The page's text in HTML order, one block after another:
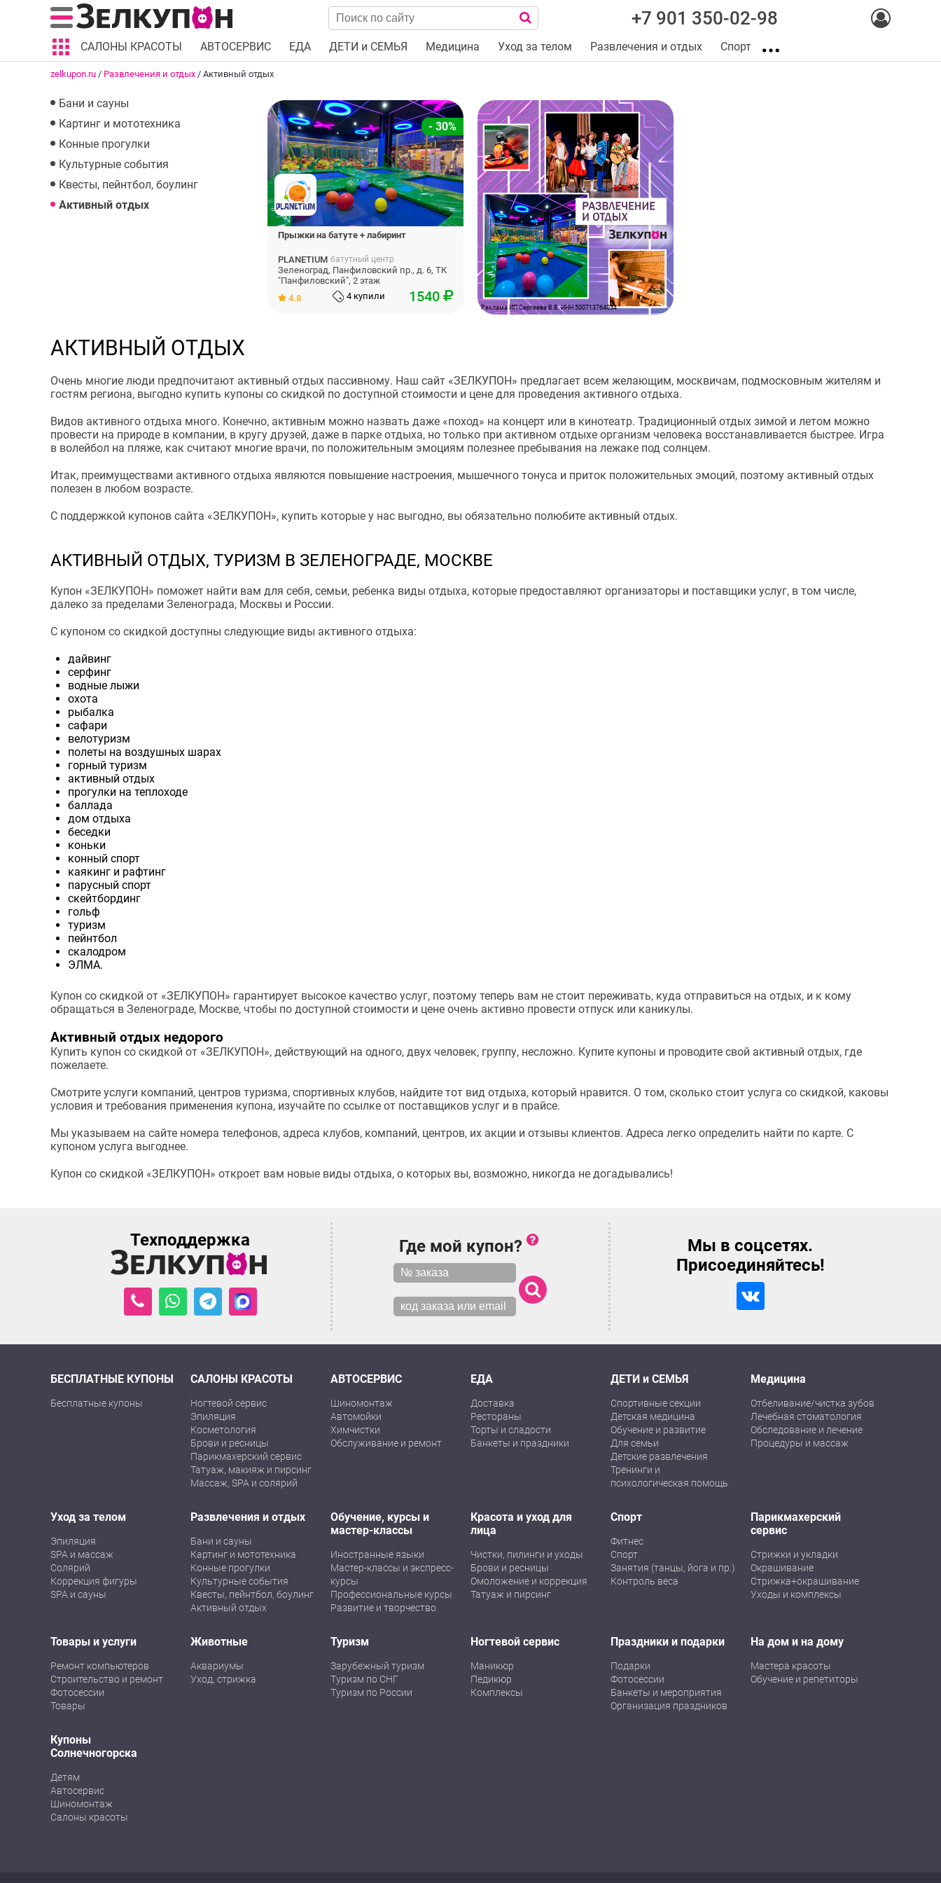
+7 901 350-02-98
САЛОНЫ КРАСОТЫ АВТОСЕРВИС ЕДА ДЕТИ и СЕМЬЯ Медицина Уход за телом Развлечения и отдых Спорт
zelkupon.ru / Развлечения и отдых / Активный отдых
Бани и сауны
Картинг и мототехника
Конные прогулки
Культурные события
Квесты, пейнтбол, боулинг
Активный отдых
- 30%
Прыжки на батуте + лабиринт
PLANETIUM батутный центр
Зеленоград, Панфиловский пр., д. 6, ТК
"Панфиловский", 2 этаж
4.8
4 купили 1540
Реклама ИП Сергеева В.В. ИНН 500713764034
АКТИВНЫЙ ОТДЫХ
Очень многие люди предпочитают активный отдых пассивному. Наш сайт «ЗЕЛКУПОН» предлагает всем желающим, москвичам, подмосковным жителям и
гостям региона, выгодно купить купоны со скидкой по доступной стоимости и цене для проведения активного отдыха.
Видов активного отдыха много. Конечно, активным можно назвать даже «поход» на концерт или в кинотеатр. Традиционный отдых зимой и летом можно
провести на природе в компании, в кругу друзей, даже в парке отдыха, но только при активном отдыхе организм человека восстанавливается быстрее. Игра
в волейбол на пляже, как считают многие врачи, по положительным эмоциям полезнее пребывания на лежаке под солнцем.
Итак, преимуществами активного отдыха являются повышение настроения, мышечного тонуса и приток положительных эмоций, поэтому активный отдых
полезен в любом возрасте.
С поддержкой купонов сайта «ЗЕЛКУПОН», купить которые у нас выгодно, вы обязательно полюбите активный отдых.
АКТИВНЫЙ ОТДЫХ, ТУРИЗМ В ЗЕЛЕНОГРАДЕ, МОСКВЕ
Купон «ЗЕЛКУПОН» поможет найти вам для себя, семьи, ребенка виды отдыха, которые предоставляют организаторы и поставщики услуг, в том числе,
далеко за пределами Зеленограда, Москвы и России.
С купоном со скидкой доступны следующие виды активного отдыха:
дайвинг
серфинг
водные лыжи
охота
рыбалка
сафари
велотуризм
полеты на воздушных шарах
горный туризм
активный отдых
прогулки на теплоходе
баллада
дом отдыха
беседки
коньки
конный спорт
каякинг и рафтинг
парусный спорт
скейтбординг
гольф
туризм
пейнтбол
скалодром
ЭЛМА.
Купон со скидкой от «ЗЕЛКУПОН» гарантирует высокое качество услуг, поэтому теперь вам не стоит переживать, куда отправиться на отдых, и к кому
обращаться в Зеленограде, Москве, чтобы по доступной стоимости и цене очень активно провести отпуск или каникулы.
Активный отдых недорого
Купить купон со скидкой от «ЗЕЛКУПОН», действующий на одного, двух человек, группу, несложно. Купите купоны и проводите свой активный отдых, где
пожелаете.
Смотрите услуги компаний, центров туризма, спортивных клубов, найдите тот вид отдыха, который нравится. О том, сколько стоит услуга со скидкой, каковы
условия и требования применения купона, изучайте по ссылке от поставщиков услуг и в прайсе.
Мы указываем на сайте номера телефонов, адреса клубов, компаний, центров, их акции и отзывы клиентов. Адреса легко определить найти по карте. С
купоном услуга выгоднее.
Купон со скидкой «ЗЕЛКУПОН» откроет вам новые виды отдыха, о которых вы, возможно, никогда не догадывались!
Техподдержка Где мой купон?
Мы в соцсетях.
Присоединяйтесь!
БЕСПЛАТНЫЕ КУПОНЫ
Бесплатные купоны
САЛОНЫ КРАСОТЫ
Ногтевой сервис
Эпиляция
Косметология
Брови и ресницы
Парикмахерский сервис
Татуаж, макияж и пирсинг
Массаж, SPA и солярий
АВТОСЕРВИС
Шиномонтаж
Автомойки
Химчистки
Обслуживание и ремонт
ЕДА
Доставка
Рестораны
Торты и сладости
Банкеты и праздники
ДЕТИ и СЕМЬЯ
Спортивные секции
Детская медицина
Обучение и развитие
Для семьи
Детские развлечения
Тренинги и
психологическая помощь
Медицина
Отбеливание/чистка зубов
Лечебная стоматология
Обследование и лечение
Процедуры и массаж
Уход за телом
Эпиляция
SPA и массаж
Солярий
Коррекция фигуры
SPA и сауны
Развлечения и отдых
Бани и сауны
Картинг и мототехника
Конные прогулки
Культурные события
Квесты, пейнтбол, боулинг
Активный отдых
Обучение, курсы и
мастер-классы
Иностранные языки
Мастер-классы и экспресс-
курсы
Профессиональные курсы
Развитие и творчество
Красота и уход для
лица
Чистки, пилинги и уходы
Брови и ресницы
Омоложение и коррекция
Татуаж и пирсинг
Спорт
Фитнес
Спорт
Занятия (танцы, йога и пр.)
Контроль веса
Парикмахерский
сервис
Стрижки и укладки
Окрашивание
Стрижка+окрашивание
Уходы и комплексы
Товары и услуги
Ремонт компьютеров
Строительство и ремонт
Фотосессии
Товары
Животные
Аквариумы
Уход, стрижка
Туризм
Зарубежный туризм
Туризм по СНГ
Туризм по России
Ногтевой сервис
Маникюр
Педикюр
Комплексы
Праздники и подарки
Подарки
Фотосессии
Банкеты и мероприятия
Организация праздников
На дом и на дому
Мастера красоты
Обучение и репетиторы
Купоны
Солнечногорска
Детям
Автосервис
Шиномонтаж
Салоны красоты